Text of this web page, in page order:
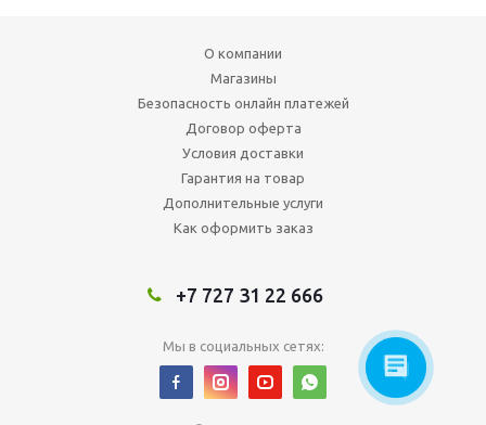
О компании
Магазины
Безопасность онлайн платежей
Договор оферта
Условия доставки
Гарантия на товар
Дополнительные услуги
Как оформить заказ
+7 727 31 22 666
Мы в социальных сетях: